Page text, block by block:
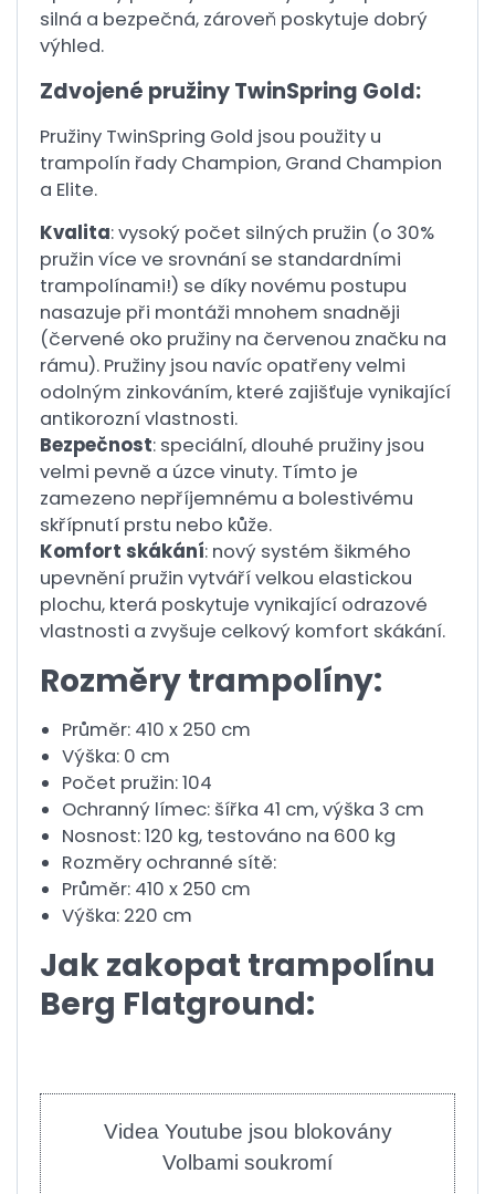
silná a bezpečná, zároveň poskytuje dobrý
výhled.
Zdvojené pružiny TwinSpring Gold:
Pružiny TwinSpring Gold jsou použity u
trampolín řady Champion, Grand Champion
a Elite.
Kvalita: vysoký počet silných pružin (o 30%
pružin více ve srovnání se standardními
trampolínami!) se díky novému postupu
nasazuje při montáži mnohem snadněji
(červené oko pružiny na červenou značku na
rámu). Pružiny jsou navíc opatřeny velmi
odolným zinkováním, které zajišťuje vynikající
antikorozní vlastnosti.
Bezpečnost: speciální, dlouhé pružiny jsou
velmi pevně a úzce vinuty. Tímto je
zamezeno nepříjemnému a bolestivému
skřípnutí prstu nebo kůže.
Komfort skákání: nový systém šikmého
upevnění pružin vytváří velkou elastickou
plochu, která poskytuje vynikající odrazové
vlastnosti a zvyšuje celkový komfort skákání.
Rozměry trampolíny:
Průměr: 410 x 250 cm
Výška: 0 cm
Počet pružin: 104
Ochranný límec: šířka 41 cm, výška 3 cm
Nosnost: 120 kg, testováno na 600 kg
Rozměry ochranné sítě:
Průměr: 410 x 250 cm
Výška: 220 cm
Jak zakopat trampolínu
Berg Flatground:
Videa Youtube jsou blokovány
Volbami soukromí